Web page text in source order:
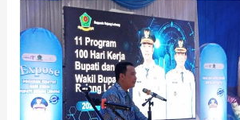
11
Program
100
Hari
Kerja
Fikri-